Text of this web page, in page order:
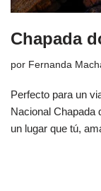
Chapada
por Fernanda
Perfecto para un
Nacional Chapada
un lugar que tú,